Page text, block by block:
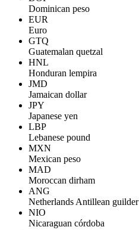
Dominican peso
EUR
Euro
GTQ
Guatemalan quetzal
HNL
Honduran lempira
JMD
Jamaican dollar
JPY
Japanese yen
LBP
Lebanese pound
MXN
Mexican peso
MAD
Moroccan dirham
ANG
Netherlands Antillean guilder
NIO
Nicaraguan córdoba